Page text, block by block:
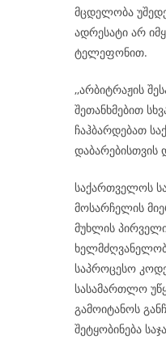
მცდელობა
ადრესატი არ
ტელეფონით.
,,არბიტრაჟის
შეთანხმებით
ჩაჰბარდებათ
დაბარებისთვის
საქართველოს
მოსარჩელის
მუხლის
საპროცესო
სასამართლო
გამოიტანოს
შეტყობინება